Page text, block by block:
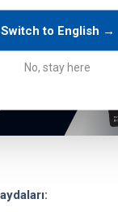
Switch to English →
No, stay here